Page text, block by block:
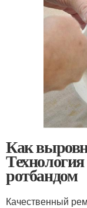
Как
ротбандом
Качественный